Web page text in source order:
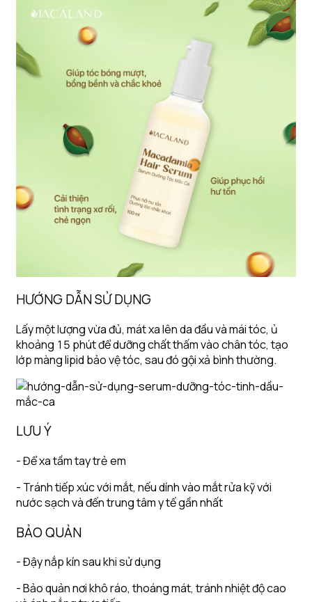
HƯỚNG DẪN SỬ DỤNG
Lấy một lượng vừa đủ, mát xa lên da đầu và mái tóc, ủ
khoảng 15 phút để dưỡng chất thấm vào chân tóc, tạo
lớp màng lipid bảo vệ tóc, sau đó gội xả bình thường.
LƯU Ý
- Để xa tầm tay trẻ em
- Tránh tiếp xúc với mắt, nếu dính vào mắt rửa kỹ với
nước sạch và đến trung tâm y tế gần nhất
BẢO QUẢN
- Đậy nắp kín sau khi sử dụng
- Bảo quản nơi khô ráo, thoáng mát, tránh nhiệt độ cao